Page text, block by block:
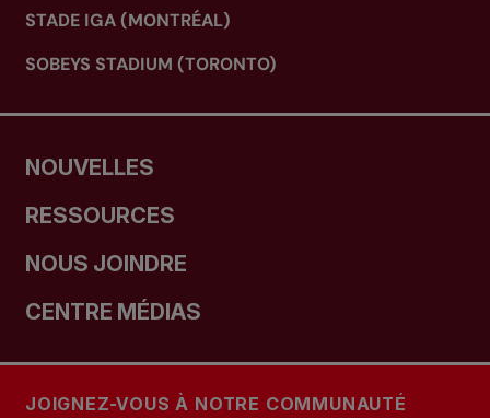
STADE IGA (MONTRÉAL)
SOBEYS STADIUM (TORONTO)
NOUVELLES
RESSOURCES
NOUS JOINDRE
CENTRE MÉDIAS
JOIGNEZ-VOUS À NOTRE COMMUNAUTÉ